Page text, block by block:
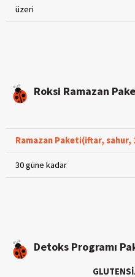
üzeri
Roksi Ramazan
Ramazan Paketi(iftar, sahur,
30 güne kadar
Detoks Programı